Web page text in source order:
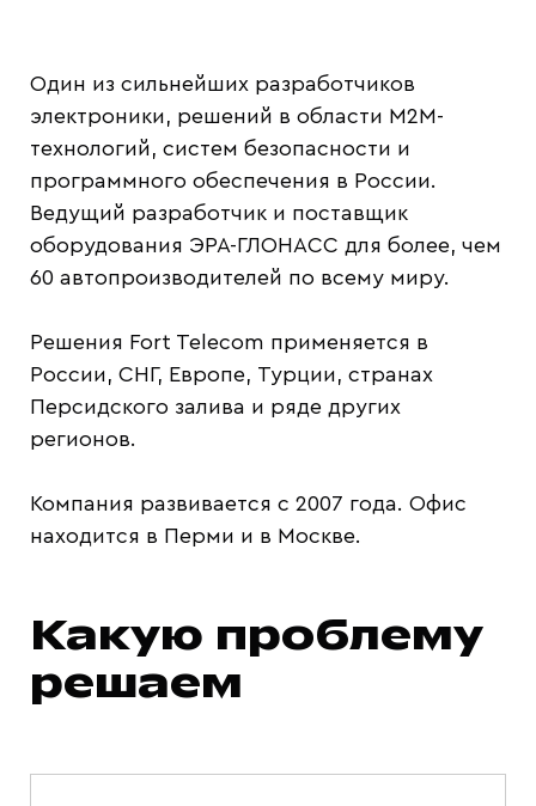
Один из сильнейших разработчиков
электроники, решений в области М2М-
технологий, систем безопасности и
программного обеспечения в России.
Ведущий разработчик и поставщик
оборудования ЭРА-ГЛОНАСС для более, чем
60 автопроизводителей по всему миру.
Решения Fort Telecom применяется в
России, СНГ, Европе, Турции, странах
Персидского залива и ряде других
регионов.
Компания развивается с 2007 года. Офис
находится в Перми и в Москве.
Какую проблему
решаем